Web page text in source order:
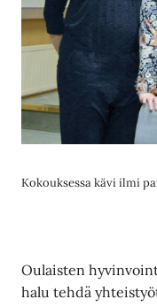
Kokouksessa kävi ilmi
Oulaisten
halu tehdä